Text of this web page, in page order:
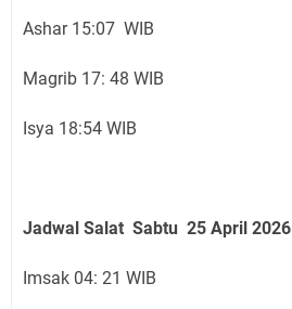
Ashar 15:07 WIB
Magrib 17: 48 WIB
Isya 18:54 WIB
Jadwal Salat Sabtu 25 April 2026
Imsak 04: 21 WIB